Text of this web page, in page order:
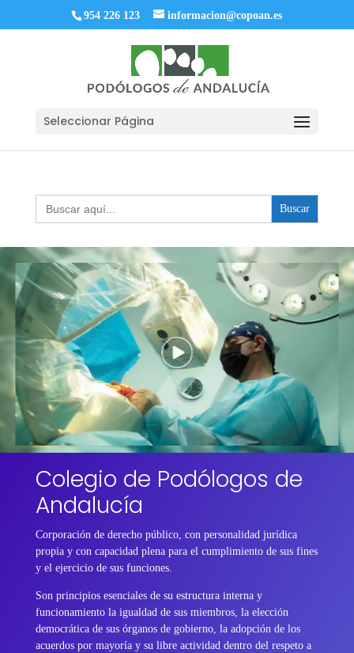
954 226 123 informacion@copoan.es
Seleccionar Página
Buscar:
Colegio de Podólogos de
Andalucía
Corporación de derecho público, con personalidad jurídica
propia y con capacidad plena para el cumplimiento de sus fines
y el ejercicio de sus funciones.
Son principios esenciales de su estructura interna y
funcionamiento la igualdad de sus miembros, la elección
democrática de sus órganos de gobierno, la adopción de los
acuerdos por mayoría y su libre actividad dentro del respeto a